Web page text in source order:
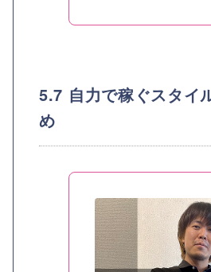
5.7 自力で稼ぐスタイ
め